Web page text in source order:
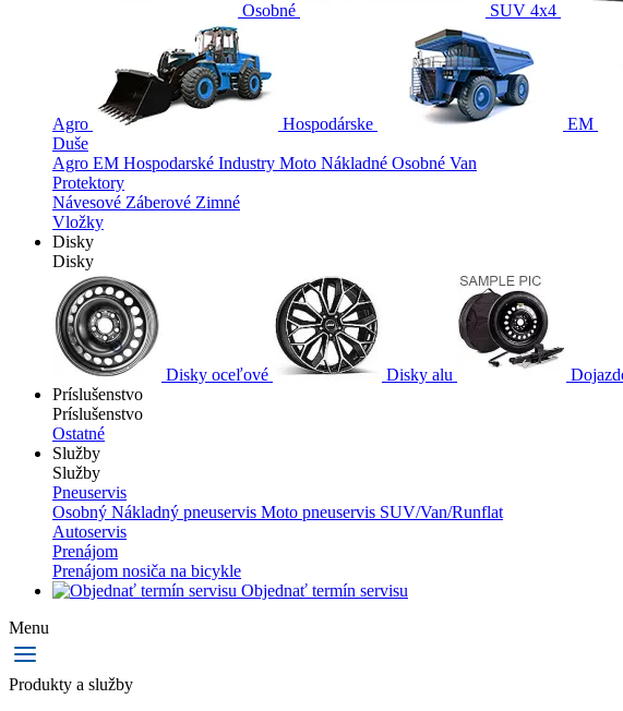
Osobné SUV 4x4
Agro Hospodárske EM
Duše
Agro EM Hospodarské Industry Moto Nákladné Osobné Van
Protektory
Návesové Záberové Zimné
Vložky
Disky
Disky
Disky oceľové Disky alu
Príslušenstvo
Príslušenstvo
Ostatné
Služby
Služby
Pneuservis
Osobný Nákladný pneuservis Moto pneuservis SUV/Van/Runflat
Autoservis
Prenájom
Prenájom nosiča na bicykle
Objednať termín servisu
Menu
Produkty a služby